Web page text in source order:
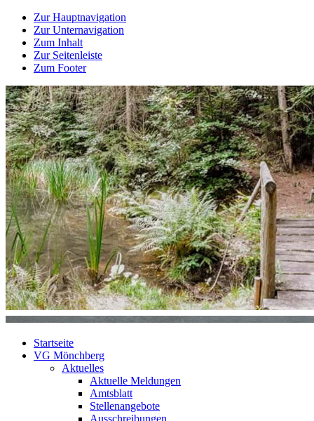
Zur Hauptnavigation
Zur Unternavigation
Zum Inhalt
Zur Seitenleiste
Zum Footer
Startseite
VG Mönchberg
Aktuelles
Aktuelle Meldungen
Amtsblatt
Stellenangebote
Ausschreibungen